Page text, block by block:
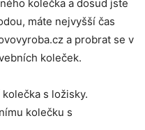
kolečka a dosud jste
máte nejvyšší čas
a probrat se v
koleček.
s ložisky.
kolečku s